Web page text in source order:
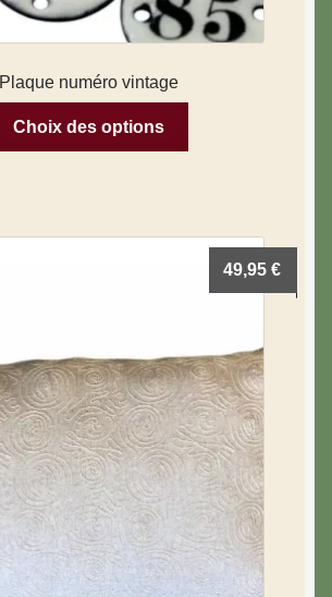
Plaque numéro vintage
Choix des options
49,95€